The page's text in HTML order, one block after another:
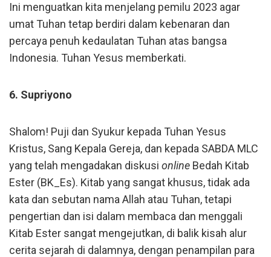
Ini menguatkan kita menjelang pemilu 2023 agar
umat Tuhan tetap berdiri dalam kebenaran dan
percaya penuh kedaulatan Tuhan atas bangsa
Indonesia. Tuhan Yesus memberkati.
6. Supriyono
Shalom! Puji dan Syukur kepada Tuhan Yesus
Kristus, Sang Kepala Gereja, dan kepada SABDA MLC
yang telah mengadakan diskusi online Bedah Kitab
Ester (BK_Es). Kitab yang sangat khusus, tidak ada
kata dan sebutan nama Allah atau Tuhan, tetapi
pengertian dan isi dalam membaca dan menggali
Kitab Ester sangat mengejutkan, di balik kisah alur
cerita sejarah di dalamnya, dengan penampilan para